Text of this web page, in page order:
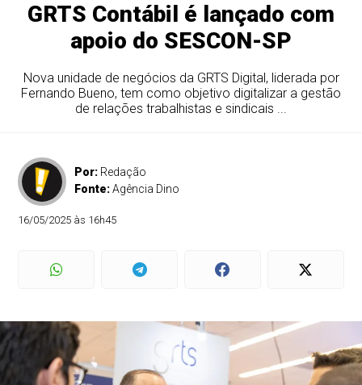
GRTS Contábil é lançado com
apoio do SESCON-SP
Nova unidade de negócios da GRTS Digital, liderada por
Fernando Bueno, tem como objetivo digitalizar a gestão
de relações trabalhistas e sindicais ...
Por: Redação
Fonte:Agência Dino
16/05/2025 às 16h45